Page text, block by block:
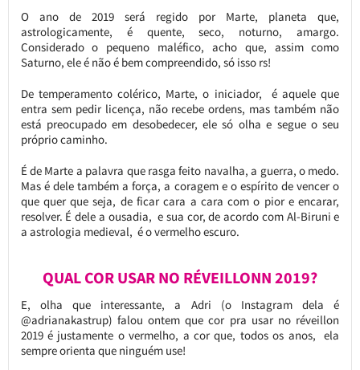
O ano de 2019 será regido por Marte, planeta que,
astrologicamente, é quente, seco, noturno, amargo.
Considerado o pequeno maléfico, acho que, assim como
Saturno, ele é não é bem compreendido, só isso rs!
De temperamento colérico, Marte, o iniciador, é aquele que
entra sem pedir licença, não recebe ordens, mas também não
está preocupado em desobedecer, ele só olha e segue o seu
próprio caminho.
É de Marte a palavra que rasga feito navalha, a guerra, o medo.
Mas é dele também a força, a coragem e o espírito de vencer o
que quer que seja, de ficar cara a cara com o pior e encarar,
resolver. É dele a ousadia, e sua cor, de acordo com Al-Biruni e
a astrologia medieval, é o vermelho escuro.
QUAL COR USAR NO RÉVEILLONN 2019?
E, olha que interessante, a Adri (o Instagram dela é
@adrianakastrup) falou ontem que cor pra usar no réveillon
2019 é justamente o vermelho, a cor que, todos os anos, ela
sempre orienta que ninguém use!